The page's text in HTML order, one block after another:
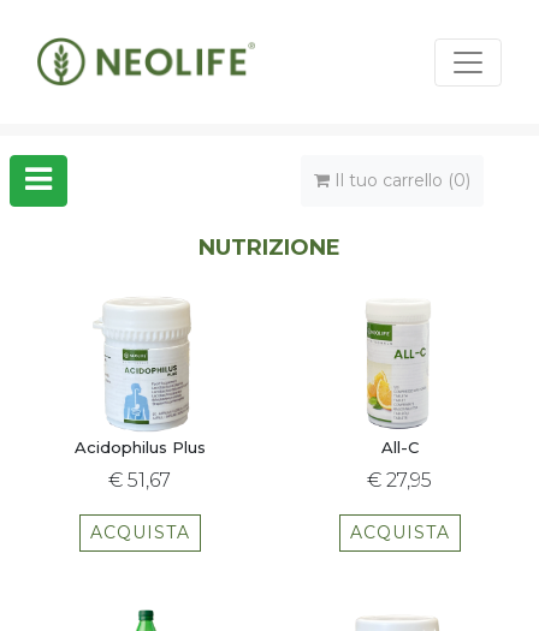
Il tuo carrello (0)
NUTRIZIONE
Acidophilus Plus
€ 51,67
ACQUISTA
All-C
€ 27,95
ACQUISTA